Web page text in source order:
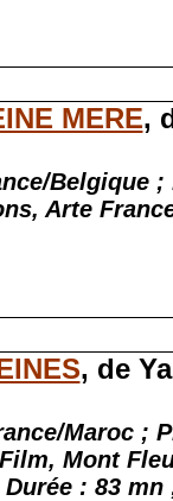
MERE,
Belgique
Arte
, de
Maroc ;
Mont
Durée : 83